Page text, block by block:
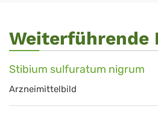
Weiterführende
Stibium sulfuratum nigrum
Arzneimittelbild